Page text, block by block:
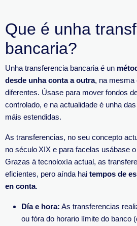
Que é unha
bancaria?
Unha transferencia bancaria é un
desde unha conta a outra, na mesma
diferentes. Úsase para mover fondos
controlado, e na actualidade é unha
máis estendidas.
As transferencias, no seu concepto
no século XIX e para facelas usábase
Grazas á tecnoloxía actual, as
eficientes, pero aínda hai tempos de
en conta.
Día e hora: As transferencias
ou fóra do horario límite do banco